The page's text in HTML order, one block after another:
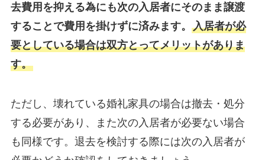
去費用を抑える為にも次の入居者にそのまま譲渡
することで費用を掛けずに済みます。 入居者が必
要としている場合は双方とってメリットがありま
す。
ただし、壊れている婚礼家具の場合は撤去・処分
する必要があり、また次の入居者が必要ない場合
も同様です。退去を検討する際には次の入居者が